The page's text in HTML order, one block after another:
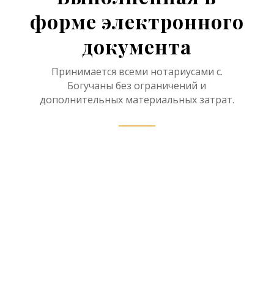
форме электронного
документа
Принимается всеми нотариусами с.
Богучаны без ограничений и
дополнительных материальных затрат.